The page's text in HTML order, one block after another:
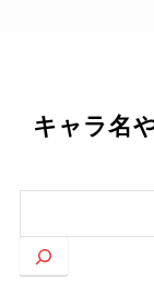
キャラ名
索